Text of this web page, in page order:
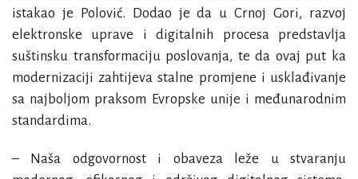
istakao je Polović. Dodao je da u Crnoj Gori, razvoj
elektronske uprave i digitalnih procesa predstavlja
suštinsku transformaciju poslovanja, te da ovaj put ka
modernizaciji zahtijeva stalne promjene i usklađivanje
sa najboljom praksom Evropske unije i međunarodnim
standardima.
– Naša odgovornost i obaveza leže u stvaranju